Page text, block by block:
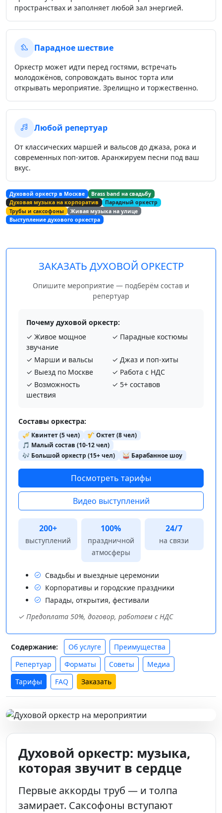
пространствах и заполняет любой зал энергией.
Парадное шествие
Оркестр может идти перед гостями, встречать
молодожёнов, сопровождать вынос торта или
открывать мероприятие. Зрелищно и торжественно.
Любой репертуар
От классических маршей и вальсов до джаза, рока и
современных поп-хитов. Аранжируем песни под ваш
вкус.
Духовой оркестр в Москве
Brass band на свадьбу
Духовая музыка на корпоратив
Парадный оркестр
Трубы и саксофоны
Живая музыка на улице
Выступление духового оркестра
ЗАКАЗАТЬ ДУХОВОЙ ОРКЕСТР
Опишите мероприятие — подберём состав и
репертуар
Почему духовой оркестр:
✓ Живое мощное
звучание
✓ Парадные костюмы
✓ Марши и вальсы
✓ Джаз и поп-хиты
✓ Выезд по Москве
✓ Работа с НДС
✓ Возможность
шествия
✓ 5+ составов
Составы оркестра:
🎺 Квинтет (5 чел)
🎷 Октет (8 чел)
🎵 Малый состав (10-12 чел)
🎶 Большой оркестр (15+ чел)
🥁 Барабанное шоу
Посмотреть тарифы
Видео выступлений
200+
выступлений
100%
праздничной
атмосферы
24/7
на связи
Свадьбы и выездные церемонии
Корпоративы и городские праздники
Парады, открытия, фестивали
✓ Предоплата 50%, договор, работаем с НДС
Содержание: Об услуге
Преимущества
Репертуар
Форматы Советы
Медиа
Тарифы
FAQ Заказать
Духовой оркестр: музыка,
которая звучит в сердце
Первые аккорды труб — и толпа
замирает. Саксофоны вступают